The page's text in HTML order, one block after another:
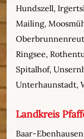
Hundszell,
Mailing,
Ringsee,
Spitalhof,
Unterhaunstadt,
Landkreis
Baar-